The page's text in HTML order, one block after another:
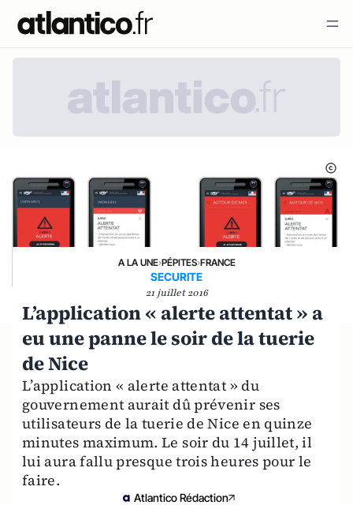
A LA UNE›PÉPITES›FRANCE
SECURITE
21 juillet 2016
L’application « alerte attentat » a
eu une panne le soir de la tuerie
de Nice
L’application « alerte attentat » du
gouvernement aurait dû prévenir ses
utilisateurs de la tuerie de Nice en quinze
minutes maximum. Le soir du 14 juillet, il
lui aura fallu presque trois heures pour le
faire.
Atlantico Rédaction